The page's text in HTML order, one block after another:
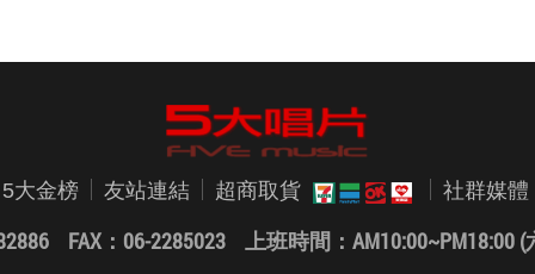
5大金榜 友站連結 超商取貨 社群媒體
FAX：06-2285023上班時間：